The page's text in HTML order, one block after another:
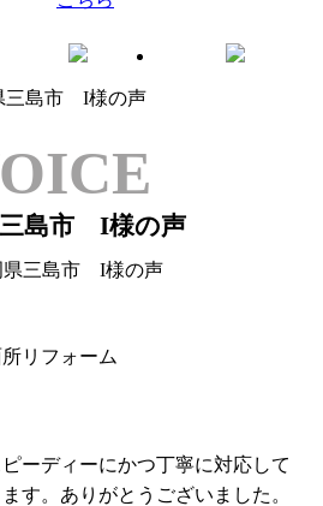
三島市 I様の声
島市 I様の声
リフォーム
ーディーにかつ丁寧に対応して
す。ありがとうございました。